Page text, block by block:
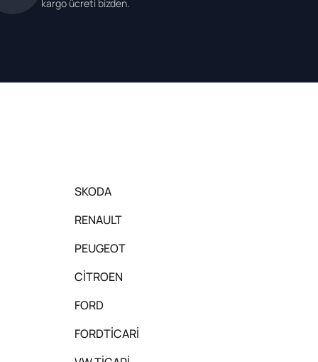
kargo ücreti bizden.
SKODA
RENAULT
PEUGEOT
CİTROEN
FORD
FORDTİCARİ